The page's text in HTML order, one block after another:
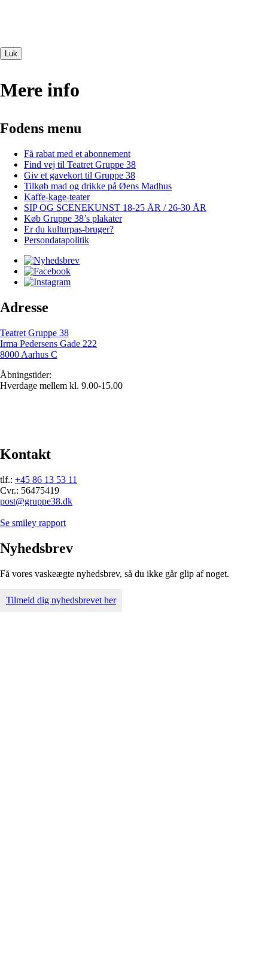
Luk
Mere info
Fodens menu
Få rabat med et abonnement
Find vej til Teatret Gruppe 38
Giv et gavekort til Gruppe 38
Tilkøb mad og drikke på Øens Madhus
Kaffe-kage-teater
SIP OG SCENEKUNST 18-25 ÅR / 26-30 ÅR
Køb Gruppe 38’s plakater
Er du kulturpas-bruger?
Persondatapolitik
Adresse
Teatret Gruppe 38
Irma Pedersens Gade 222
8000 Aarhus C
Åbningstider:
Hverdage mellem kl. 9.00-15.00
Kontakt
tlf.: +45 86 13 53 11
Cvr.: 56475419
post@gruppe38.dk
Se smiley rapport
Nyhedsbrev
Få vores vaskeægte nyhedsbrev, så du ikke går glip af noget.
Tilmeld dig nyhedsbrevet her